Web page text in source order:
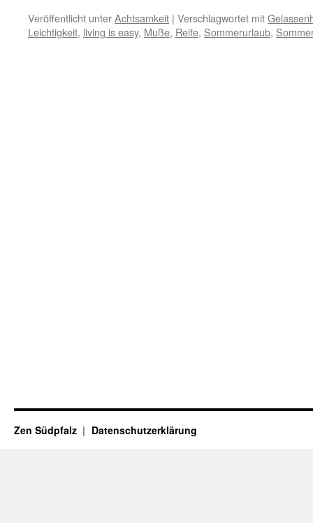
Veröffentlicht unterAchtsamkeit | Verschlagwortet mit
Leichtigkeit, living is easy, Muße, Reife, Sommerurlaub,
Zen Südpfalz Datenschutzerklärung